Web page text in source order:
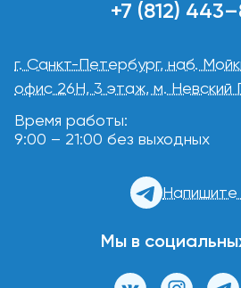
+7 (812)
г. Санкт-Петербург, наб.
офис 26Н, 3 этаж, м. Невский
Время работы:
9:00 – 21:00 без выходных
Напишите
Мы в